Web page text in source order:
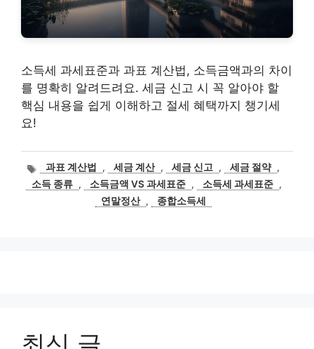
소득세 과세표준과 과표 계산법, 소득금액과의 차이
를 명확히 알려드려요. 세금 신고 시 꼭 알아야 할
핵심 내용을 쉽게 이해하고 절세 혜택까지 챙기세
요!
태
그
과표 계산법 , 세금 계산 , 세금 신고 , 세금 절약 ,
소득 종류 , 소득금액 VS 과세표준 , 소득세 과세표준 ,
연말정산 , 종합소득세